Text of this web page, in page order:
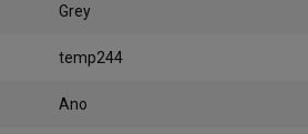
Grey
temp244
Ano